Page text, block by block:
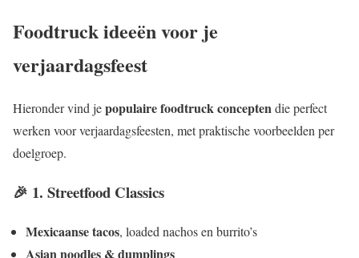
Foodtruck ideeën voor je
verjaardagsfeest
Hieronder vind jepopulaire foodtruck conceptendie perfect
werken voor verjaardagsfeesten, met praktische voorbeelden per
doelgroep.
🎉 1. Streetfood Classics
Mexicaanse tacos, loaded nachos en burrito’s
Asian noodles & dumplings